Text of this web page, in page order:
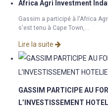
Africa Agri Investment
Gassim a participé à l'Africa
s'est tenu à Cape Town,...
Lire la suite
GASSIM PARTICIPE AU
L’INVESTISSEMENT